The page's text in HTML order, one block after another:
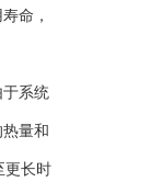
命，
系统
量和
更长时